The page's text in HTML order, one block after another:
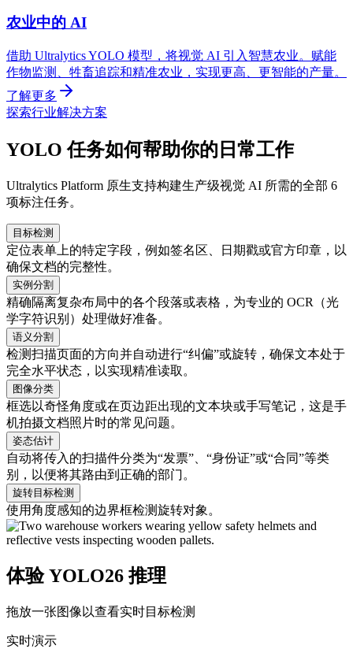
农业中的 AI
借助 Ultralytics YOLO 模型，将视觉 AI 引入智慧农业。赋能
作物监测、牲畜追踪和精准农业，实现更高、更智能的产量。
了解更多
探索行业解决方案
YOLO 任务如何帮助你的日常工作
Ultralytics Platform 原生支持构建生产级视觉 AI 所需的全部 6
项标注任务。
目标检测
定位表单上的特定字段，例如签名区、日期戳或官方印章，以
确保文档的完整性。
实例分割
精确隔离复杂布局中的各个段落或表格，为专业的 OCR（光
学字符识别）处理做好准备。
语义分割
检测扫描页面的方向并自动进行“纠偏”或旋转，确保文本处于
完全水平状态，以实现精准读取。
图像分类
框选以奇怪角度或在页边距出现的文本块或手写笔记，这是手
机拍摄文档照片时的常见问题。
姿态估计
自动将传入的扫描件分类为“发票”、“身份证”或“合同”等类
别，以便将其路由到正确的部门。
旋转目标检测
使用角度感知的边界框检测旋转对象。
体验 YOLO26 推理
拖放一张图像以查看实时目标检测
实时演示